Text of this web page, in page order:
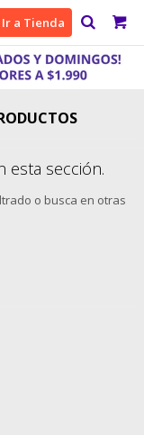
Ir a Tienda
esta sección.
o busca en otras